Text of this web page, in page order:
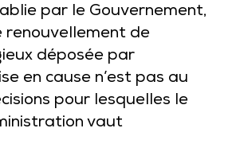
par le Gouvernement,
renouvellement de
déposée par
en cause n’est pas au
pour lesquelles le
vaut